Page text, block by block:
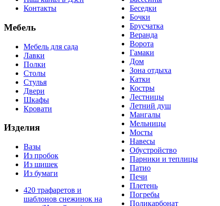
Контакты
Мебель
Мебель для сада
Лавки
Полки
Столы
Стулья
Двери
Шкафы
Кровати
Изделия
Вазы
Из пробок
Из шишек
Из бумаги
420 трафаретов и
шаблонов снежинок на
Беседки
Бочки
Брусчатка
Веранда
Ворота
Гамаки
Дом
Зона отдыха
Катки
Костры
Лестницы
Летний душ
Мангалы
Мельницы
Мосты
Навесы
Обустройство
Парники и теплицы
Патио
Печи
Плетень
Погребы
Поликарбонат